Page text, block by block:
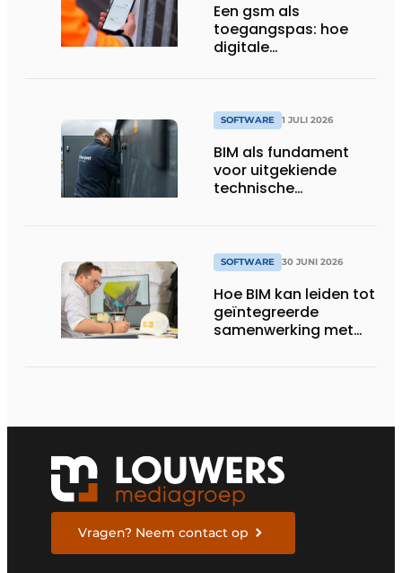
Een gsm als
toegangspas: hoe
digitale
SOFTWARE 1 JULI 2026
BIM als fundament
voor uitgekiende
technische
SOFTWARE 30 JUNI 2026
Hoe BIM kan leiden tot
geïntegreerde
samenwerking met
Vragen? Neem contact op